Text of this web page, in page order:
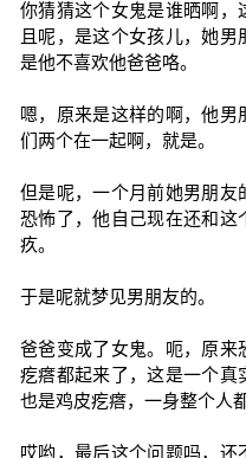
你猜猜这个女鬼是谁晒啊，
且呢，是这个女孩儿，她
是他不喜欢他爸爸咯。
嗯，原来是这样的啊，他
们两个在一起啊，就是。
但是呢，一个月前她男朋友
恐怖了，他自己现在还和这
疚。
于是呢就梦见男朋友的。
爸爸变成了女鬼。呃，原来
疙瘩都起来了，这是一个真
也是鸡皮疙瘩，一身整个人
哎哟，最后这个问题吗，